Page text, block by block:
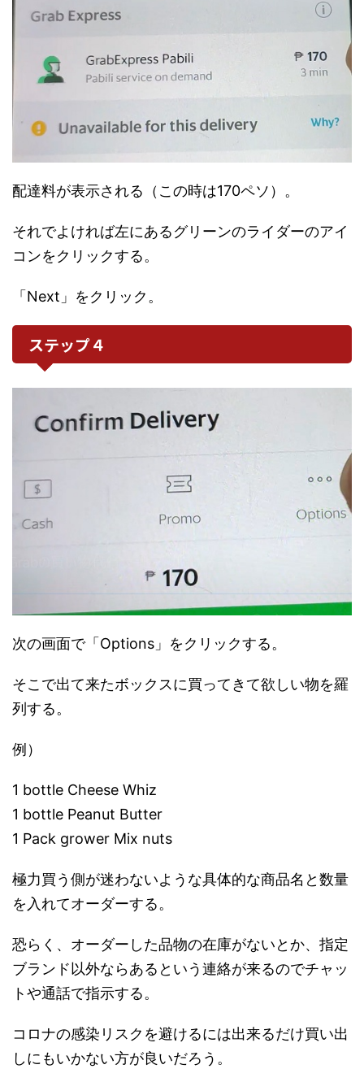
配達料が表示される（この時は170ペソ）。
それでよければ左にあるグリーンのライダーのアイ
コンをクリックする。
「Next」をクリック。
ステップ４
次の画面で「Options」をクリックする。
そこで出て来たボックスに買ってきて欲しい物を羅
列する。
例）
1 bottle Cheese Whiz
1 bottle Peanut Butter
1 Pack grower Mix nuts
極力買う側が迷わないような具体的な商品名と数量
を入れてオーダーする。
恐らく、オーダーした品物の在庫がないとか、指定
ブランド以外ならあるという連絡が来るのでチャッ
トや通話で指示する。
コロナの感染リスクを避けるには出来るだけ買い出
しにもいかない方が良いだろう。